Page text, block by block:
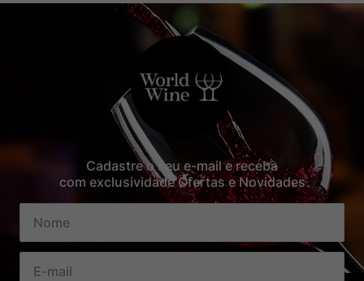
Cadastre o seu e-mail e receba
com exclusividade Ofertas e Novidades